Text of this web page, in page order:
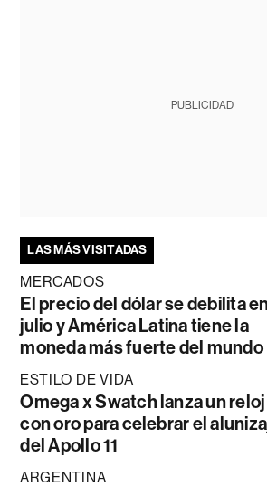
PUBLICIDAD
LAS MÁS VISITADAS
MERCADOS
El precio del dólar se debilita
julio y América Latina tiene la
moneda más fuerte del mundo
ESTILO DE VIDA
Omega x Swatch lanza un reloj
con oro para celebrar el
del Apollo 11
ARGENTINA